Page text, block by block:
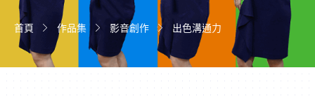
首頁 作品集 影音創作 出色溝通力